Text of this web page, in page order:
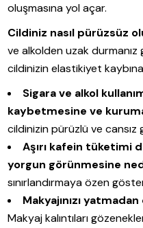
oluşmasına yol açar.
Cildiniz nasıl pürüzsüz
ve alkolden uzak durmanız
cildinizin elastikiyet
Sigara ve alkol
kaybetmesine ve
cildinizin pürüzlü ve
Aşırı kafein tüketimi
yorgun görünmesine
sınırlandırmaya özen
Makyajınızı
Makyaj kalıntıları